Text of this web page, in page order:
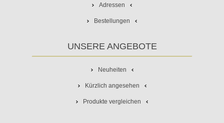
Adressen
Bestellungen
UNSERE ANGEBOTE
Neuheiten
Kürzlich angesehen
Produkte vergleichen